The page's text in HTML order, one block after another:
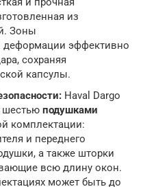
из
Зоны
деформации эффективно
сохраняя
капсулы.
Haval Dargo
шестью подушками
комплектации:
и переднего
а также шторки
всю длину окон.
может быть до